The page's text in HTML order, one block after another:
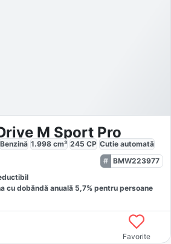
M Sport Pro
Benzină 1.998 cm³ 245 CP Cutie automată
BMW223977
cu dobăndă anuală 5,7% pentru persoane
Favorite